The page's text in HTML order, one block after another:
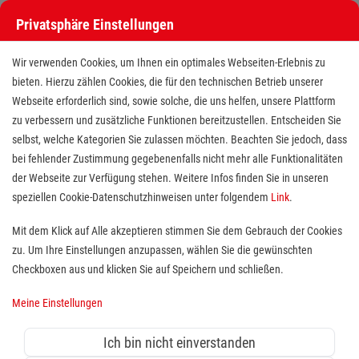
Rettungssanitäter (m/w/d)
Standort(e): Leverkusen
Du bist Rettungssanitäter (m/w/d) aus Leidenschaft
und Retten ist für Dich Teamsache?
Privatsphäre Einstellungen
Wir verwenden Cookies, um Ihnen ein optimales Webseiten-Erlebnis zu
bieten. Hierzu zählen Cookies, die für den technischen Betrieb unserer
Webseite erforderlich sind, sowie solche, die uns helfen, unsere Plattform
zu verbessern und zusätzliche Funktionen bereitzustellen. Entscheiden Sie
selbst, welche Kategorien Sie zulassen möchten. Beachten Sie jedoch, dass
bei fehlender Zustimmung gegebenenfalls nicht mehr alle Funktionalitäten
der Webseite zur Verfügung stehen. Weitere Infos finden Sie in unseren
speziellen Cookie-Datenschutzhinweisen unter folgendem Link.
Mit dem Klick auf Alle akzeptieren stimmen Sie dem Gebrauch der Cookies
zu. Um Ihre Einstellungen anzupassen, wählen Sie die gewünschten
Checkboxen aus und klicken Sie auf Speichern und schließen.
Meine Einstellungen
Ich bin nicht einverstanden